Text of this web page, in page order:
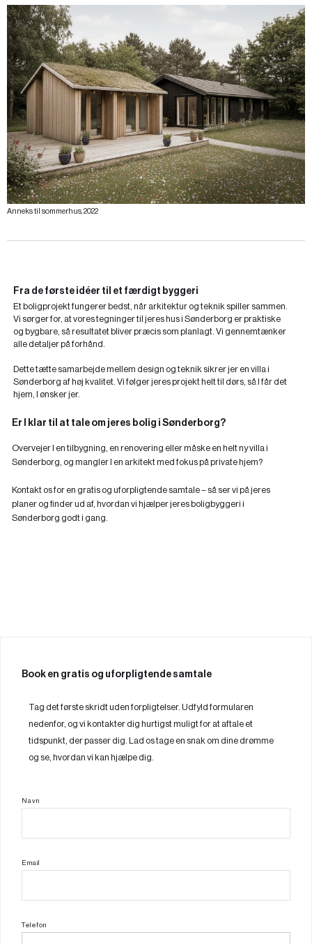
Anneks til sommerhus, 2022
Fra de første idéer til et færdigt byggeri
Et boligprojekt fungerer bedst, når arkitektur og teknik spiller sammen.
Vi sørger for, at vores tegninger til jeres hus i Sønderborg er praktiske
og bygbare, så resultatet bliver præcis som planlagt. Vi gennemtænker
alle detaljer på forhånd.
Dette tætte samarbejde mellem design og teknik sikrer jer en villa i
Sønderborg af høj kvalitet. Vi følger jeres projekt helt til dørs, så I får det
hjem, I ønsker jer.
Er I klar til at tale om jeres bolig i Sønderborg?
Overvejer I en tilbygning, en renovering eller måske en helt ny villa i
Sønderborg, og mangler I en arkitekt med fokus på private hjem?
Kontakt os for en gratis og uforpligtende samtale – så ser vi på jeres
planer og finder ud af, hvordan vi hjælper jeres boligbyggeri i
Sønderborg godt i gang.
Book en gratis og uforpligtende samtale
Tag det første skridt uden forpligtelser. Udfyld formularen
nedenfor, og vi kontakter dig hurtigst muligt for at aftale et
tidspunkt, der passer dig. Lad os tage en snak om dine drømme
og se, hvordan vi kan hjælpe dig.
Navn
Email
Telefon